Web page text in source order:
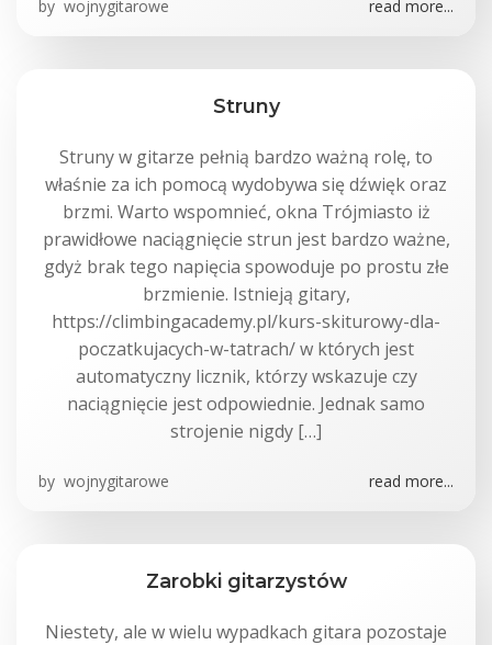
by wojnygitarowe read more...
Struny
Struny w gitarze pełnią bardzo ważną rolę, to
właśnie za ich pomocą wydobywa się dźwięk oraz
brzmi. Warto wspomnieć, okna Trójmiasto iż
prawidłowe naciągnięcie strun jest bardzo ważne,
gdyż brak tego napięcia spowoduje po prostu złe
brzmienie. Istnieją gitary,
https://climbingacademy.pl/kurs-skiturowy-dla-
poczatkujacych-w-tatrach/ w których jest
automatyczny licznik, którzy wskazuje czy
naciągnięcie jest odpowiednie. Jednak samo
strojenie nigdy […]
by wojnygitarowe read more...
Zarobki gitarzystów
Niestety, ale w wielu wypadkach gitara pozostaje